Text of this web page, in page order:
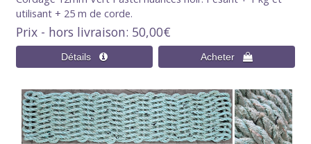
utilisant + 25 m de corde.
Prix - hors livraison 50,00€